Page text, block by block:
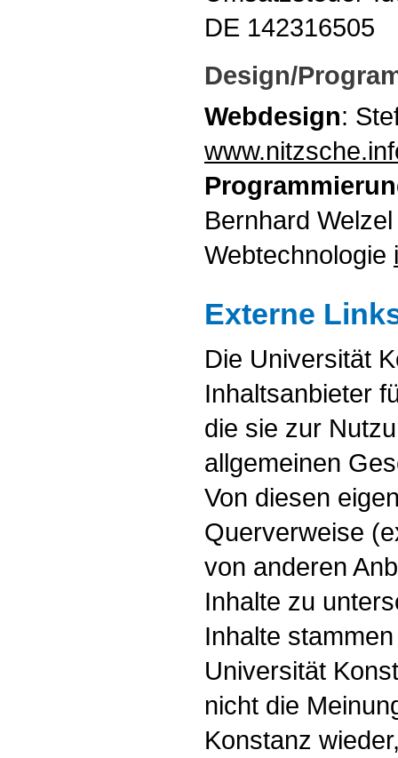
DE 142316505
Design/
Webdesign:
Bernhard
Webtechnologie
Externe
Die Universität
Inhaltsanbieter
die sie zur
allgemeinen
Von diesen
Querverweise
von anderen
Inhalte zu
Inhalte
Universität
nicht die
Konstanz